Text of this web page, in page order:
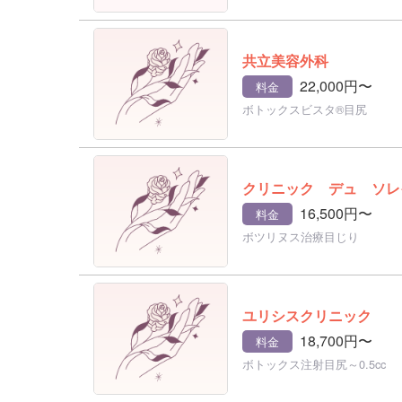
共立美容外科
料金 22,000円〜
ボトックスビスタ®目尻
クリニック デュ ソレ
料金 16,500円〜
ボツリヌス治療目じり
ユリシスクリニック
料金 18,700円〜
ボトックス注射目尻～0.5cc